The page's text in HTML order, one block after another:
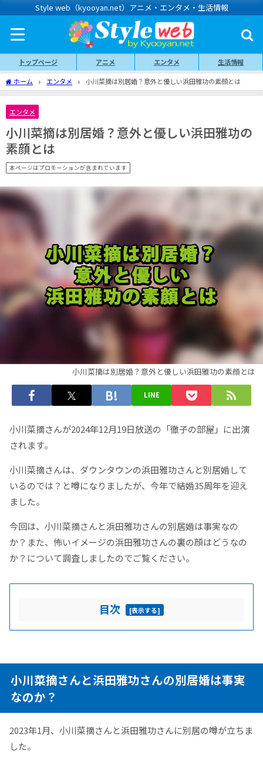
Style web（kyooyan.net）アニメ・エンタメ・生活情報
トップページ アニメ エンタメ 生活情報
ホーム エンタメ 小川菜摘は別居婚？意外と優しい浜田雅功の素顔とは
エンタメ
小川菜摘は別居婚？意外と優しい浜田雅功の
素顔とは
本ページはプロモーションが含まれています
小川菜摘は別居婚？意外と優しい浜田雅功の素顔とは
LINE
小川菜摘さんが2024年12月19日放送の「徹子の部屋」に出演
されます。
小川菜摘さんは、ダウンタウンの浜田雅功さんと別居婚して
いるのでは？と噂になりましたが、今年で結婚35周年を迎え
ました。
今回は、小川菜摘さんと浜田雅功さんの別居婚は事実なの
か？また、怖いイメージの浜田雅功さんの裏の顔はどうなの
か？について調査しましたのでご覧ください。
目次 [表示する]
小川菜摘さんと浜田雅功さんの別居婚は事実
なのか？
2023年1月、小川菜摘さんと浜田雅功さんに別居の噂が立ちま
した。